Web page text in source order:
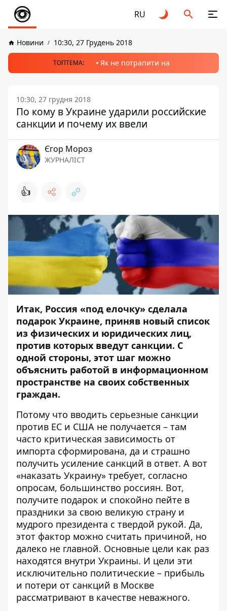
RU
Новини 10:30, 27 Грудень 2018
ТОПТЕМА: Як не потрапити на
10:30, 27 грудня 2018
По кому в Украине ударили российские
санкции и почему их ввели
Єгор Мороз
ЖУРНАЛІСТ
👍
Итак, Россия «под елочку» сделала
подарок Украине, приняв новый список
из физических и юридических лиц,
против которых введут санкции. С
одной стороны, этот шаг можно
объяснить работой в информационном
пространстве на своих собственных
граждан.
Потому что вводить серьезные санкции
против ЕС и США не получается – там
часто критическая зависимость от
импорта сформирована, да и страшно
получить усиление санкций в ответ. А вот
«наказать Украину» требует, согласно
опросам, большинство россиян. Вот,
получите подарок и спокойно пейте в
праздники за свою великую страну и
мудрого президента с твердой рукой. Да,
этот фактор можно считать причиной, но
далеко не главной. Основные цели как раз
находятся внутри Украины. И цели эти
исключительно политические – прибыль
и потери от санкций в Москве
рассматривают в качестве неважного.